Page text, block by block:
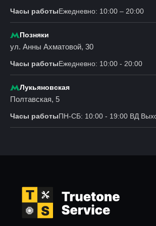
Часы работыЕжедневно: 10:00 – 20:00
Позняки
ул. Анны Ахматовой, 30
Часы работыЕжедневно: 10:00 - 20:00
Лукьяновская
Полтавская, 5
Часы работыПН-СБ: 10:00 - 19:00 ВД